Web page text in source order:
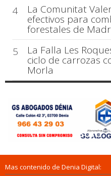
4
La Comunitat
efectivos para
forestales de
5
La Falla Les
ciclo de carrozas
Morla
Mas contenido de Denia Digital: